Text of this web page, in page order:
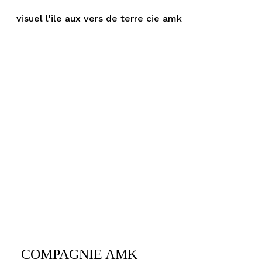
visuel l'ile aux vers de terre cie amk
COMPAGNIE AMK